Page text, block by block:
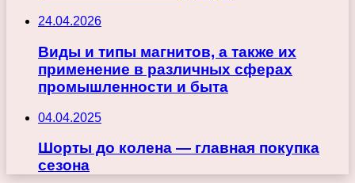
24.04.2026
Виды и типы магнитов, а также их
применение в различных сферах
промышленности и быта
04.04.2025
Шорты до колена — главная покупка
сезона